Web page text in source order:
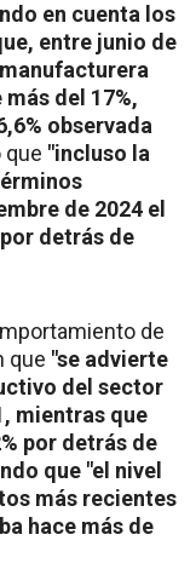
en cuenta los
entre junio de
del 17%,
observada
que "incluso la
de 2024 el
detrás de
de
que "se advierte
del sector
mientras que
por detrás de
que "el nivel
más recientes
hace más de